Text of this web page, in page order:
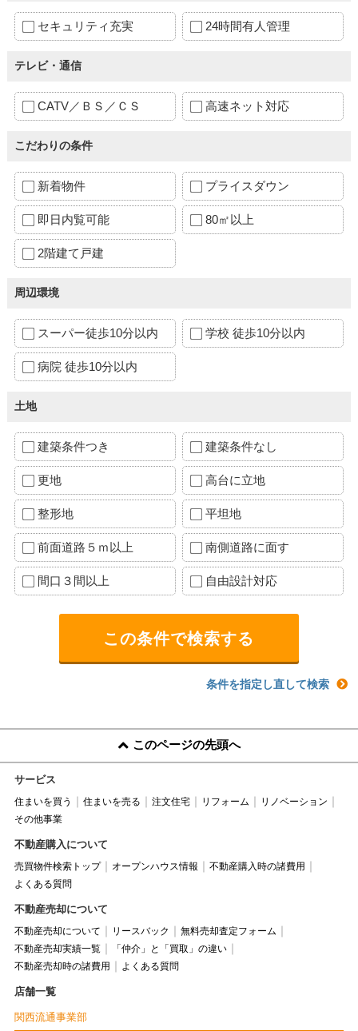
セキュリティ充実 24時間有人管理
テレビ・通信
CATV／ＢＳ／ＣＳ 高速ネット対応
こだわりの条件
新着物件 プライスダウン
即日内覧可能 80㎡以上
2階建て戸建
周辺環境
スーパー徒歩10分以内 学校 徒歩10分以内
病院 徒歩10分以内
土地
建築条件つき 建築条件なし
更地 高台に立地
整形地 平坦地
前面道路５ｍ以上 南側道路に面す
間口３間以上 自由設計対応
条件を指定し直して検索
このページの先頭へ
サービス
住まいを買う 住まいを売る 注文住宅 リフォーム
リノベーション
その他事業
不動産購入について
売買物件検索トップ オープンハウス情報
不動産購入時の諸費用
よくある質問
不動産売却について
不動産売却について リースバック
無料売却査定フォーム
不動産売却実績一覧
「仲介」と「買取」の違い
不動産売却時の諸費用
よくある質問
店舗一覧
関西流通事業部